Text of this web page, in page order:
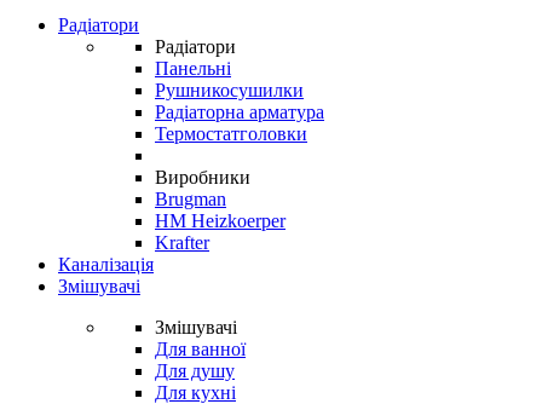
Радіатори
Радіатори
Панельні
Рушникосушилки
Радіаторна арматура
Термостатголовки
Виробники
Brugman
HM Heizkoerper
Krafter
Каналізація
Змішувачі
Змішувачі
Для ванної
Для душу
Для кухні